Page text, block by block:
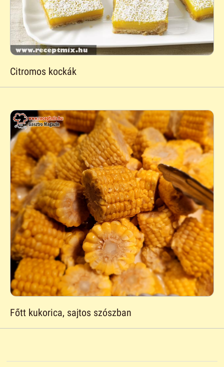
Citromos kockák
Főtt kukorica, sajtos szószban